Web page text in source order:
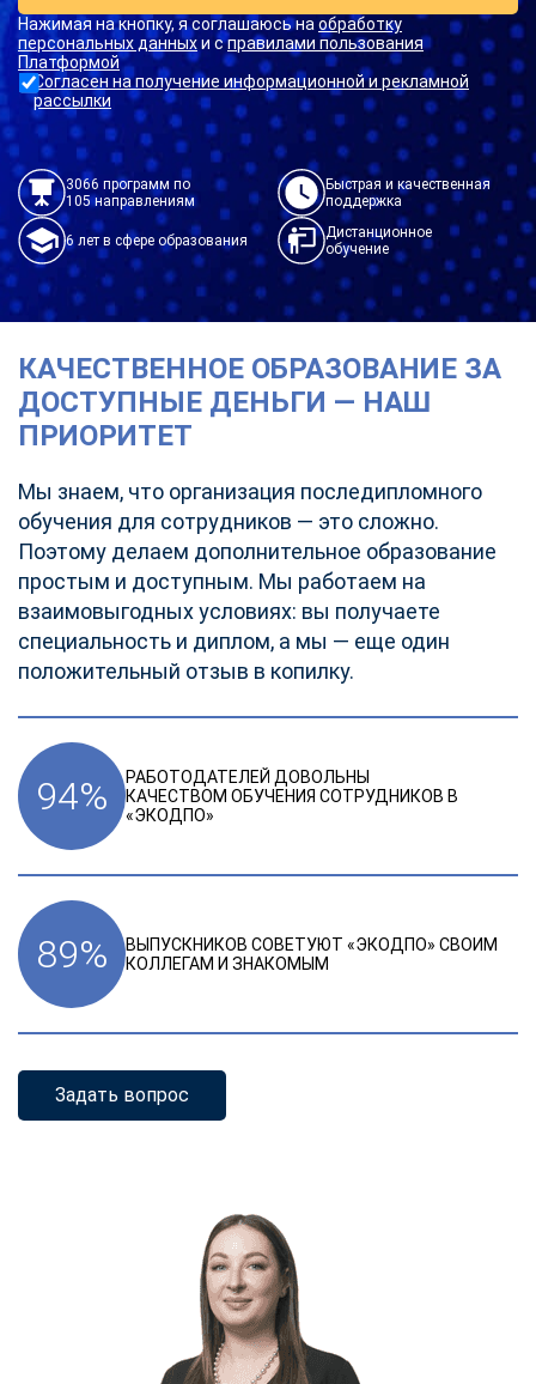
Нажимая на кнопку, я соглашаюсь на обработку
персональных данныхи справилами пользования
Платформой
Согласен на получение информационной и рекламной
рассылки
3066 программ по
105 направлениям
Быстрая и качественная
поддержка
6 лет в сфере образования
Дистанционное
обучение
КАЧЕСТВЕННОЕ ОБРАЗОВАНИЕ ЗА
ДОСТУПНЫЕ ДЕНЬГИ — НАШ
ПРИОРИТЕТ
Мы знаем, что организация последипломного
обучения для сотрудников — это сложно.
Поэтому делаем дополнительное образование
простым и доступным. Мы работаем на
взаимовыгодных условиях: вы получаете
специальность и диплом, а мы — еще один
положительный отзыв в копилку.
94%
РАБОТОДАТЕЛЕЙ ДОВОЛЬНЫ
КАЧЕСТВОМ ОБУЧЕНИЯ СОТРУДНИКОВ В
«ЭКОДПО»
89%
ВЫПУСКНИКОВ СОВЕТУЮТ «ЭКОДПО» СВОИМ
КОЛЛЕГАМ И ЗНАКОМЫМ
Задать вопрос